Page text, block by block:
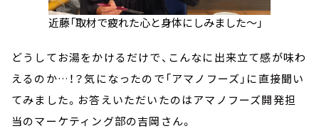
近藤「取材で疲れた心と身体にしみました～」
どうしてお湯をかけるだけで、こんなに出来立て感が味わ
えるのか…！？気になったので「アマノフーズ」に直接聞い
てみました。お答えいただいたのはアマノフーズ開発担
当のマーケティング部の吉岡さん。